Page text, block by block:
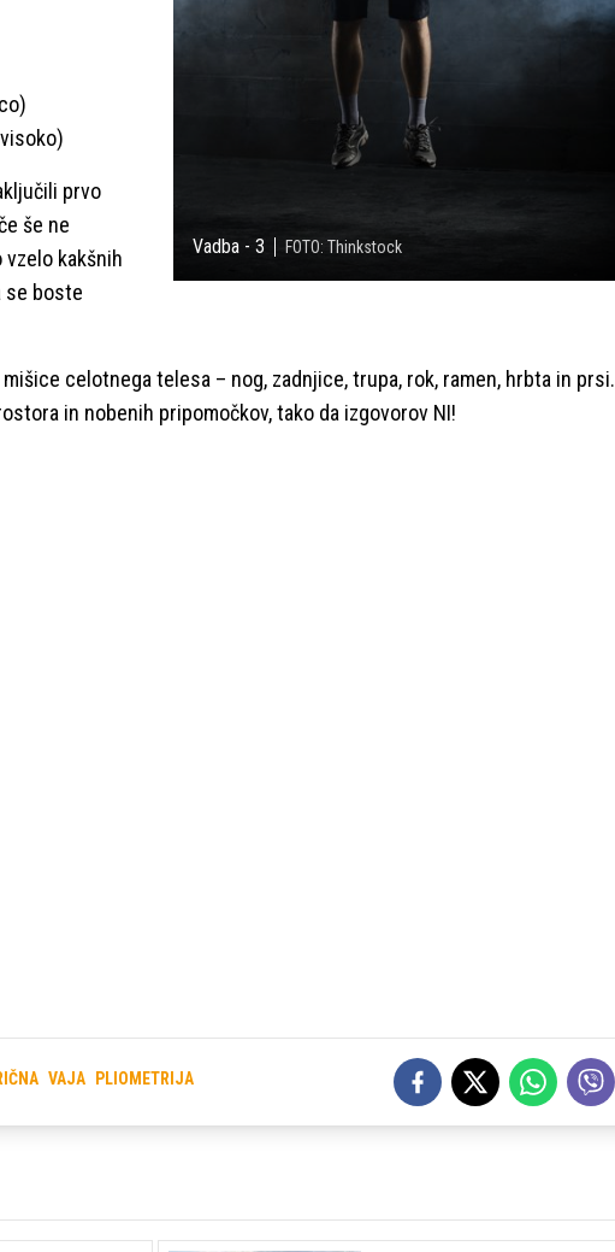
Vadba - 3 FOTO: Thinkstock
prvo
še ne
kakšnih
se boste
celotnega telesa – nog, zadnjice, trupa, rok, ramen, hrbta in prsi.
in nobenih pripomočkov, tako da izgovorov NI!
VAJA PLIOMETRIJA